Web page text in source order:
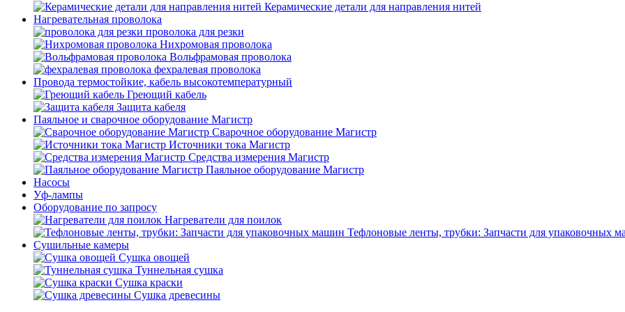
Керамические детали для направления нитей
Нагревательная проволока
проволока для резки
Нихромовая проволока
Вольфрамовая проволока
фехралевая проволока
Провода термостойкие, кабель высокотемпературный
Греющий кабель
Защита кабеля
Паяльное и сварочное оборудование Магистр
Сварочное оборудование Магистр
Источники тока Магистр
Средства измерения Магистр
Паяльное оборудование Магистр
Насосы
Уф-лампы
Оборудование по запросу
Нагреватели для поилок
Тефлоновые ленты, трубки: Запчасти для упаковочных
Сушильные камеры
Сушка овощей
Туннельная сушка
Сушка краски
Сушка древесины